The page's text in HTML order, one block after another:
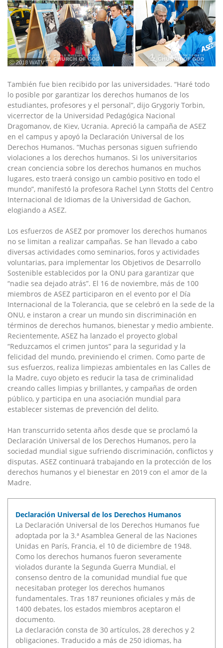
ⓒ 2018 WATV
También fue bien recibido por las universidades. “Haré todo
lo posible por garantizar los derechos humanos de los
estudiantes, profesores y el personal”, dijo Grygoriy Torbin,
vicerrector de la Universidad Pedagógica Nacional
Dragomanov, de Kiev, Ucrania. Apreció la campaña de ASEZ
en el campus y apoyó la Declaración Universal de los
Derechos Humanos. “Muchas personas siguen sufriendo
violaciones a los derechos humanos. Si los universitarios
crean conciencia sobre los derechos humanos en muchos
lugares, esto traerá consigo un cambio positivo en todo el
mundo”, manifestó la profesora Rachel Lynn Stotts del Centro
Internacional de Idiomas de la Universidad de Gachon,
elogiando a ASEZ.
Los esfuerzos de ASEZ por promover los derechos humanos
no se limitan a realizar campañas. Se han llevado a cabo
diversas actividades como seminarios, foros y actividades
voluntarias, para implementar los Objetivos de Desarrollo
Sostenible establecidos por la ONU para garantizar que
“nadie sea dejado atrás”. El 16 de noviembre, más de 100
miembros de ASEZ participaron en el evento por el Día
Internacional de la Tolerancia, que se celebró en la sede de la
ONU, e instaron a crear un mundo sin discriminación en
términos de derechos humanos, bienestar y medio ambiente.
Recientemente, ASEZ ha lanzado el proyecto global
“Reduzcamos el crimen juntos” para la seguridad y la
felicidad del mundo, previniendo el crimen. Como parte de
sus esfuerzos, realiza limpiezas ambientales en las Calles de
la Madre, cuyo objeto es reducir la tasa de criminalidad
creando calles limpias y brillantes, y campañas de orden
público, y participa en una asociación mundial para
establecer sistemas de prevención del delito.
Han transcurrido setenta años desde que se proclamó la
Declaración Universal de los Derechos Humanos, pero la
sociedad mundial sigue sufriendo discriminación, conflictos y
disputas. ASEZ continuará trabajando en la protección de los
derechos humanos y el bienestar en 2019 con el amor de la
Madre.
Declaración Universal de los Derechos Humanos
La Declaración Universal de los Derechos Humanos fue
adoptada por la 3.ª Asamblea General de las Naciones
Unidas en París, Francia, el 10 de diciembre de 1948.
Como los derechos humanos fueron severamente
violados durante la Segunda Guerra Mundial, el
consenso dentro de la comunidad mundial fue que
necesitaban proteger los derechos humanos
fundamentales. Tras 187 reuniones oficiales y más de
1400 debates, los estados miembros aceptaron el
documento.
La declaración consta de 30 artículos, 28 derechos y 2
obligaciones. Traducido a más de 250 idiomas, ha